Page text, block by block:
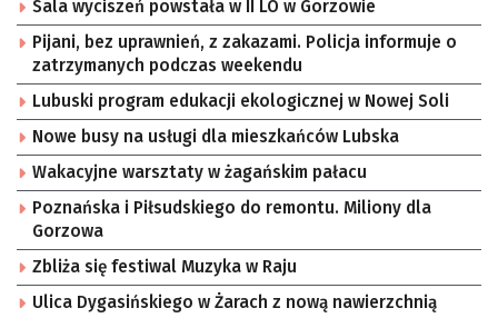
Sala wyciszeń powstała w II LO w Gorzowie
Pijani, bez uprawnień, z zakazami. Policja informuje o
zatrzymanych podczas weekendu
Lubuski program edukacji ekologicznej w Nowej Soli
Nowe busy na usługi dla mieszkańców Lubska
Wakacyjne warsztaty w żagańskim pałacu
Poznańska i Piłsudskiego do remontu. Miliony dla
Gorzowa
Zbliża się festiwal Muzyka w Raju
Ulica Dygasińskiego w Żarach z nową nawierzchnią